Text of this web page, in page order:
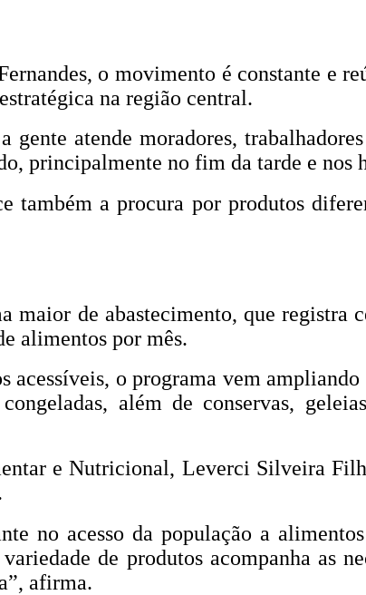
o movimento é constante e
na região central.
atende moradores,
principalmente no fim da tarde e
também a procura por produtos
maior de abastecimento, que registra
alimentos por mês.
acessíveis, o programa vem
além de conservas,
e Nutricional, Leverci Silveira
no acesso da população a
de produtos acompanha as
afirma.